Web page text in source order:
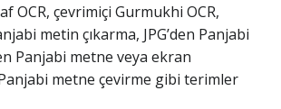
OCR, çevrimiçi Gurmukhi OCR,
metin çıkarma, JPG’den Panjabi
Panjabi metne veya ekran
metne çevirme gibi terimler